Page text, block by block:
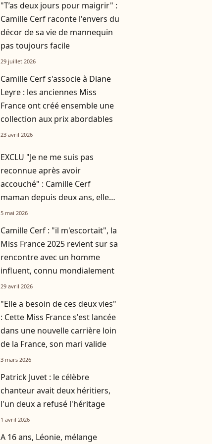
"T’as deux jours pour maigrir" :
Camille Cerf raconte l'envers du
décor de sa vie de mannequin
pas toujours facile
29 juillet 2026
Camille Cerf s'associe à Diane
Leyre : les anciennes Miss
France ont créé ensemble une
collection aux prix abordables
23 avril 2026
EXCLU "Je ne me suis pas
reconnue après avoir
accouché" : Camille Cerf
maman depuis deux ans, elle
évoque sa silhouette changée
5 mai 2026
Camille Cerf : "il m'escortait", la
Miss France 2025 revient sur sa
rencontre avec un homme
influent, connu mondialement
29 avril 2026
"Elle a besoin de ces deux vies"
: Cette Miss France s'est lancée
dans une nouvelle carrière loin
de la France, son mari valide
3 mars 2026
Patrick Juvet : le célèbre
chanteur avait deux héritiers,
l'un deux a refusé l'héritage
1 avril 2026
A 16 ans, Léonie, mélange